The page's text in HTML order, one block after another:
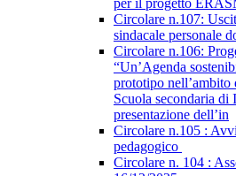
per il progetto
Circolare n.107:
sindacale personale
Circolare n.106:
“Un’Agenda
prototipo
Scuola secondaria di
presentazione dell’in
Circolare n.105 :
pedagogico
Circolare n. 104 :